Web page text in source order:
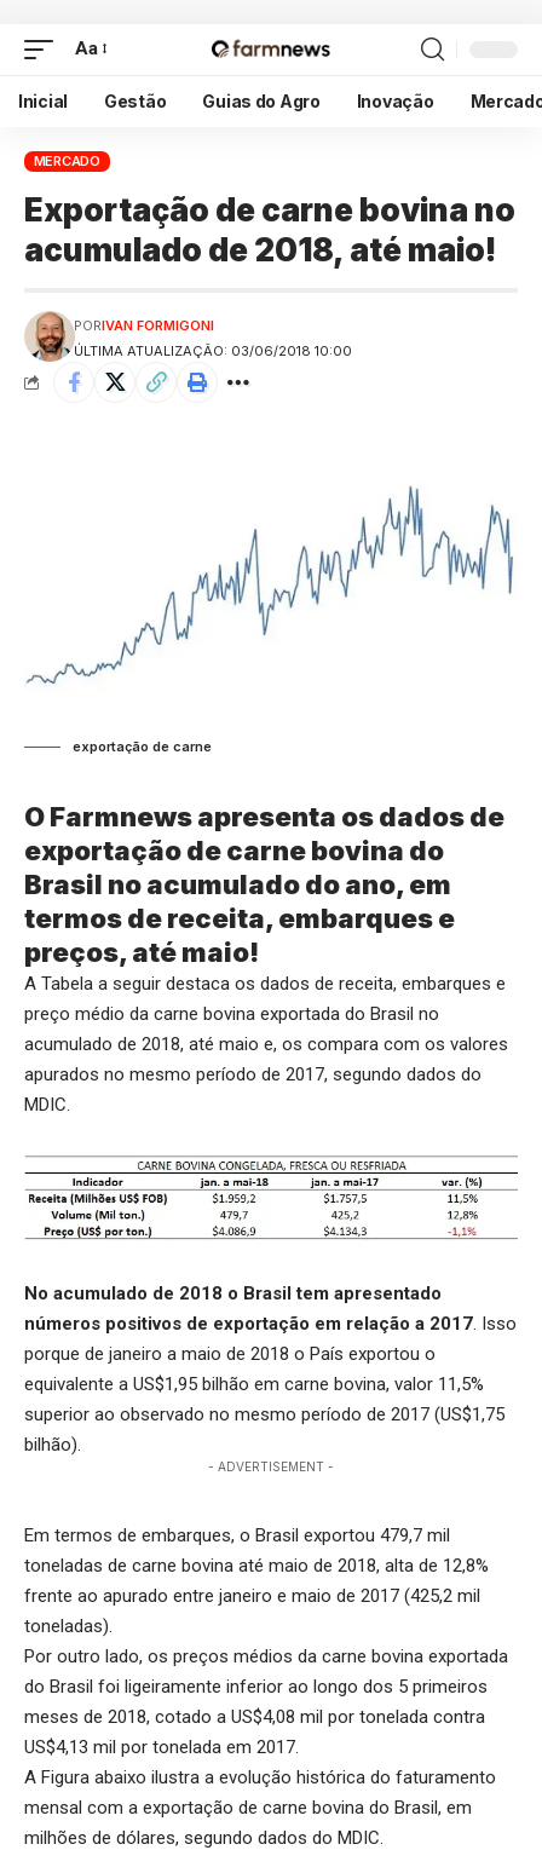
Aa
Inicial Gestão Guias do Agro Inovação
MERCADO
Exportação de carne bovina no
acumulado de 2018, até maio!
ÚLTIMA ATUALIZAÇÃO: 03/06/2018 10:00
PORIVAN FORMIGONI
exportação de carne
O Farmnews apresenta os dados de
exportação de carne bovina do
Brasil no acumulado do ano, em
termos de receita, embarques e
preços, até maio!
A Tabela a seguir destaca os dados de receita, embarques e
preço médio da carne bovina exportada do Brasil no
acumulado de 2018, até maio e, os compara com os valores
apurados no mesmo período de 2017, segundo dados do
MDIC.
No acumulado de 2018 o Brasil tem apresentado
números positivos de exportação em relação a 2017 . Isso
porque de janeiro a maio de 2018 o País exportou o
equivalente a US$1,95 bilhão em carne bovina, valor 11,5%
superior ao observado no mesmo período de 2017 (US$1,75
bilhão).
- ADVERTISEMENT -
Em termos de embarques, o Brasil exportou 479,7 mil
toneladas de carne bovina até maio de 2018, alta de 12,8%
frente ao apurado entre janeiro e maio de 2017 (425,2 mil
toneladas).
Por outro lado, os preços médios da carne bovina exportada
do Brasil foi ligeiramente inferior ao longo dos 5 primeiros
meses de 2018, cotado a US$4,08 mil por tonelada contra
US$4,13 mil por tonelada em 2017.
A Figura abaixo ilustra a evolução histórica do faturamento
mensal com a exportação de carne bovina do Brasil, em
milhões de dólares, segundo dados do MDIC.